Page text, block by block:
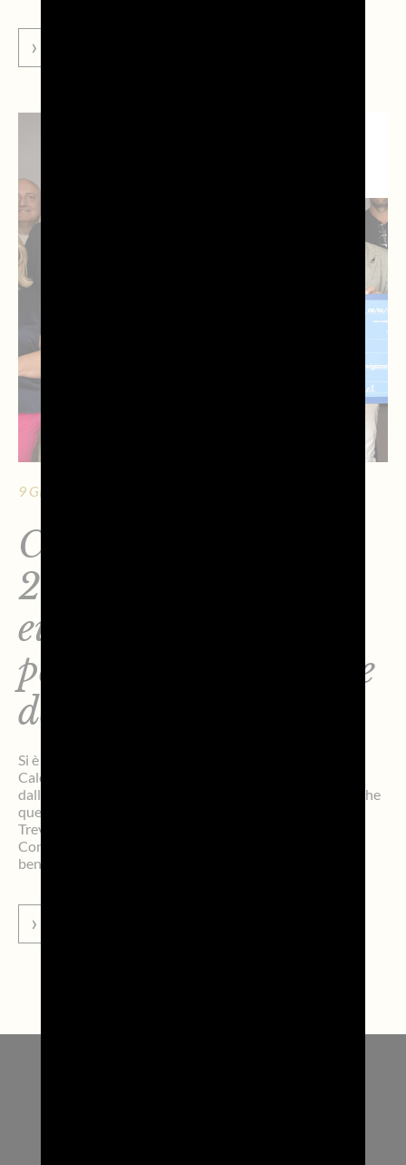
9 GIUGNO 2026 - 10 MIN. DI LETTURA
Calendario Perazza
2026: oltre 36mila
euro a sostegno della
pediatria di Treviso e
dello IOV
Si è chiusa con un nuovo record la nona edizione di
Calendario Perazza, il progetto di solidarietà promosso
dall’agenzia di comunicazione trevigiana Perazza srl. Anche
quest’anno atlete e atleti di Benetton Rugby, Nutribullet
Treviso Basket e Prosecco Doc A. Carraro Imoco
Conegliano hanno prestato il proprio volto al calendario
benefico. I fondi raccolti quest’anno a […]